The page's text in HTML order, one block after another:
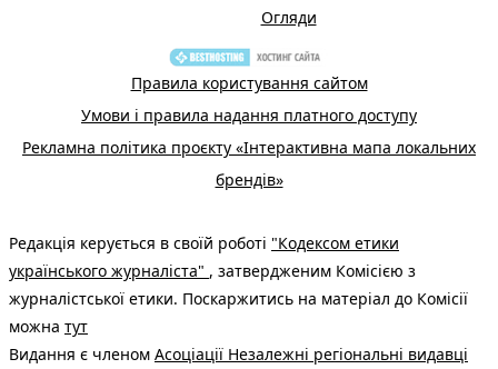
Огляди
Правила користування сайтом
Умови і правила надання платного доступу
Рекламна політика проєкту «Інтерактивна мапа локальних
брендів»
Редакція керується в своїй роботі "Кодексом етики
українського журналіста" , затвердженим Комісією з
журналістської етики. Поскаржитись на матеріал до Комісії
можна тут
Видання є членом Асоціації Незалежні регіональні видавці